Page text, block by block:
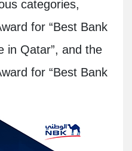
categories,
for “Best Bank
in Qatar”, and the
for “Best Bank